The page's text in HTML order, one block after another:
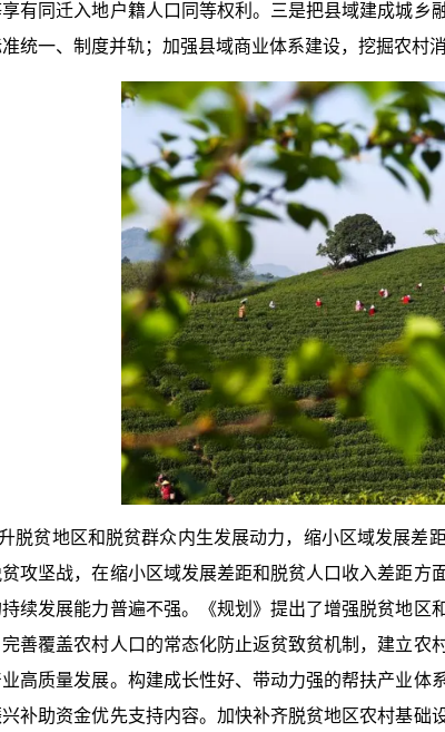
有同迁入地户籍人口同等权利。三是把县域建成城乡
统一、制度并轨；加强县域商业体系建设，挖掘农村消
脱贫地区和脱贫群众内生发展动力，缩小区域发展差
攻坚战，在缩小区域发展差距和脱贫人口收入差距方
续发展能力普遍不强。《规划》提出了增强脱贫地区
善覆盖农村人口的常态化防止返贫致贫机制，建立农
高质量发展。构建成长性好、带动力强的帮扶产业体
补助资金优先支持内容。加快补齐脱贫地区农村基础